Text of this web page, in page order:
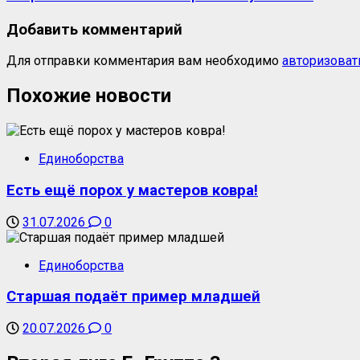
Добавить комментарий
Для отправки комментария вам необходимо
Похожие новости
Единоборства
Есть ещё порох у мастеров ковра!
31.07.2026 0
Единоборства
Старшая подаёт пример младшей
20.07.2026 0